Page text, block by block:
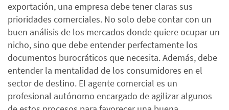
exportación, una empresa debe tener claras sus
prioridades comerciales. No solo debe contar con un
buen análisis de los mercados donde quiere ocupar un
nicho, sino que debe entender perfectamente los
documentos burocráticos que necesita. Además, debe
entender la mentalidad de los consumidores en el
sector de destino. El agente comercial es un
profesional autónomo encargado de agilizar algunos